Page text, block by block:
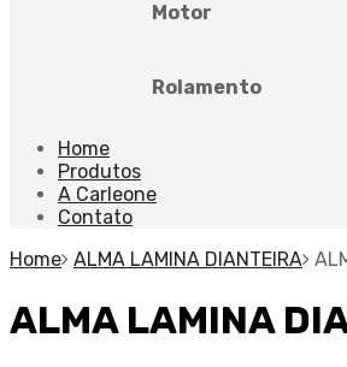
Motor
Rolamento
Home
Produtos
A Carleone
Contato
Home ALMA LAMINA DIANTEIRA
ALMA LAMINA